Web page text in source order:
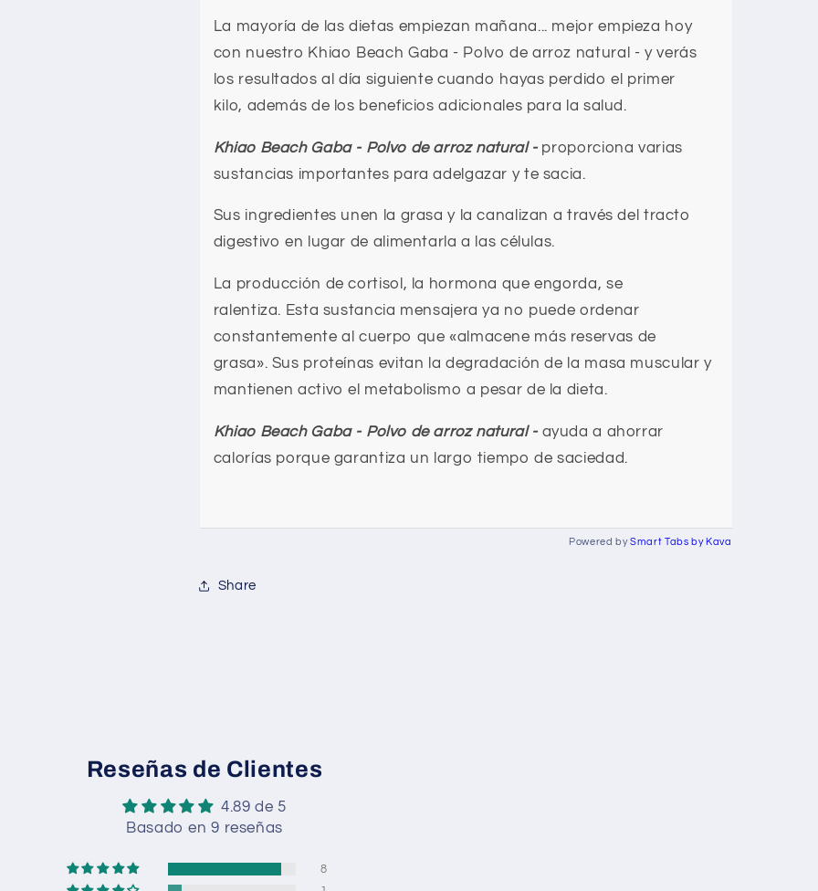
La mayoría de las dietas empiezan mañana... mejor empieza hoy
con nuestro Khiao Beach Gaba - Polvo de arroz natural - y verás
los resultados al día siguiente cuando hayas perdido el primer
kilo, además de los beneficios adicionales para la salud.
Khiao Beach Gaba - Polvo de arroz natural-proporciona varias
sustancias importantes para adelgazar y te sacia.
Sus ingredientes unen la grasa y la canalizan a través del tracto
digestivo en lugar de alimentarla a las células.
La producción de cortisol, la hormona que engorda, se
ralentiza. Esta sustancia mensajera ya no puede ordenar
constantemente al cuerpo que «almacene más reservas de
grasa». Sus proteínas evitan la degradación de la masa muscular y
mantienen activo el metabolismo a pesar de la dieta.
Khiao Beach Gaba - Polvo de arroz natural-ayuda a ahorrar
calorías porque garantiza un largo tiempo de saciedad.
Powered bySmart Tabs by Kava
Share
Reseñas de Clientes
4.89 de 5
Basado en 9 reseñas
8